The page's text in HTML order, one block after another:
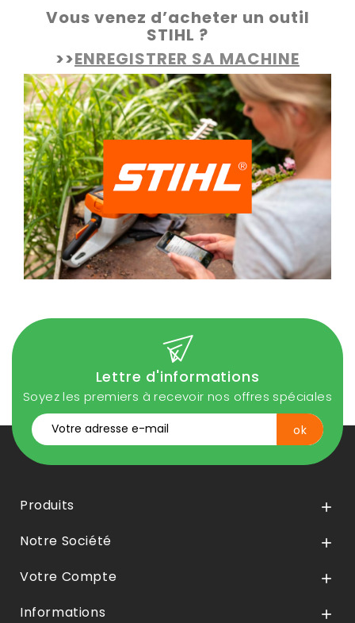
Vous venez d’acheter un outil
STIHL ?
>>ENREGISTRER SA MACHINE
Lettre d'informations
Soyez les premiers à recevoir nos offres spéciales
Produits 
Notre Société 
Votre Compte 
Informations 